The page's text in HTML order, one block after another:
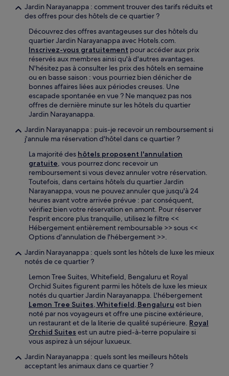
Jardin Narayanappa : comment trouver des tarifs réduits et
des offres pour des hôtels de ce quartier ?
Découvrez des offres avantageuses sur des hôtels du
quartier Jardin Narayanappa avec Hotels.com.
Inscrivez-vous gratuitement pour accéder aux prix
réservés aux membres ainsi qu'à d'autres avantages.
N'hésitez pas à consulter les prix des hôtels en semaine
ou en basse saison : vous pourriez bien dénicher de
bonnes affaires liées aux périodes creuses. Une
escapade spontanée en vue ? Ne manquez pas nos
offres de dernière minute sur les hôtels du quartier
Jardin Narayanappa.
Jardin Narayanappa : puis-je recevoir un remboursement si
j'annule ma réservation d'hôtel dans ce quartier ?
La majorité des hôtels proposent l'annulation
gratuite, vous pourrez donc recevoir un
remboursement si vous devez annuler votre réservation.
Toutefois, dans certains hôtels du quartier Jardin
Narayanappa, vous ne pouvez annuler que jusqu'à 24
heures avant votre arrivée prévue : par conséquent,
vérifiez bien votre réservation en amont. Pour réserver
l'esprit encore plus tranquille, utilisez le filtre <<
Hébergement entièrement remboursable >> sous <<
Options d'annulation de l'hébergement >>.
Jardin Narayanappa : quels sont les hôtels de luxe les mieux
notés de ce quartier ?
Lemon Tree Suites, Whitefield, Bengaluru et Royal
Orchid Suites figurent parmi les hôtels de luxe les mieux
notés du quartier Jardin Narayanappa. L'hébergement
Lemon Tree Suites, Whitefield, Bengaluru est bien
noté par nos voyageurs et offre une piscine extérieure,
un restaurant et de la literie de qualité supérieure. Royal
Orchid Suites est un autre pied-à-terre populaire si
vous aspirez à un séjour luxueux.
Jardin Narayanappa : quels sont les meilleurs hôtels
acceptant les animaux dans ce quartier ?